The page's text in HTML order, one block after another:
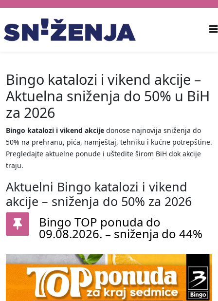
Bingo katalozi i vikend akcije –
Aktuelna sniženja do 50% u BiH
za 2026
Bingo katalozi i vikend akcije donose najnovija sniženja do
50% na prehranu, pića, namještaj, tehniku i kućne potrepštine.
Pregledajte aktuelne ponude i uštedite širom BiH dok akcije
traju.
Aktuelni Bingo katalozi i vikend
akcije – sniženja do 50% za 2026
Bingo TOP ponuda do
09.08.2026. – sniženja do 44%